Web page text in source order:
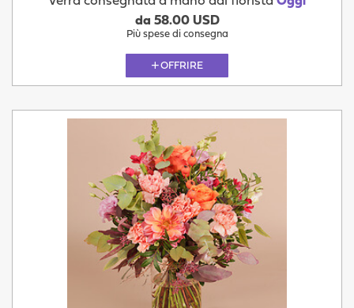
da 58.00 USD
Più spese di consegna
OFFRIRE